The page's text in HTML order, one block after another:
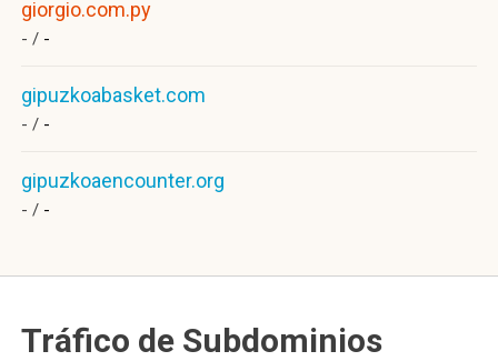
giorgio.com.py
- / -
gipuzkoabasket.com
- / -
gipuzkoaencounter.org
- / -
Tráfico de Subdominios